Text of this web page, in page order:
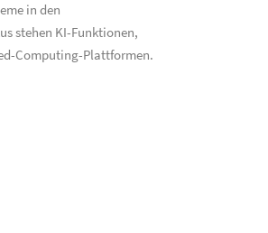
in den
stehen KI-Funktionen,
Computing-Plattformen.